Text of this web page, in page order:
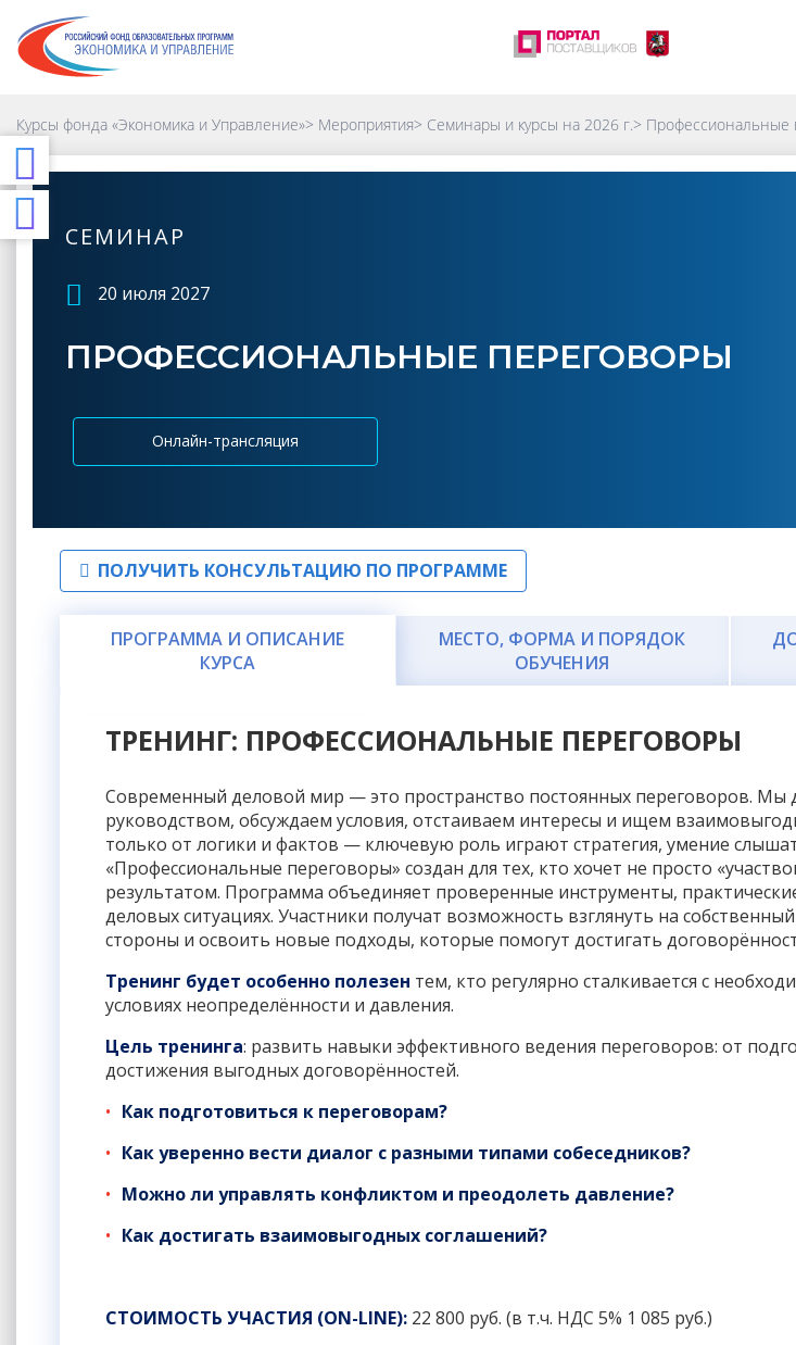
Курсы фонда «Экономика и Управление»> Мероприятия> Семинары и курсы на 2026 г.> Профессиональные
СЕМИНАР
20 июля 2027
ПРОФЕССИОНАЛЬНЫЕ ПЕРЕГОВОРЫ
Онлайн-трансляция
ПОЛУЧИТЬ КОНСУЛЬТАЦИЮ ПО ПРОГРАММЕ
ПРОГРАММА И ОПИСАНИЕ
КУРСА
МЕСТО, ФОРМА И ПОРЯДОК
ОБУЧЕНИЯ
ТРЕНИНГ: ПРОФЕССИОНАЛЬНЫЕ ПЕРЕГОВОРЫ
Современный деловой мир — это пространство постоянных переговоров. Мы
руководством, обсуждаем условия, отстаиваем интересы и ищем
только от логики и фактов — ключевую роль играют стратегия, умение
«Профессиональные переговоры» создан для тех, кто хочет не просто
результатом. Программа объединяет проверенные инструменты,
деловых ситуациях. Участники получат возможность взглянуть на
стороны и освоить новые подходы, которые помогут достигать
Тренинг будет особенно полезен тем, кто регулярно сталкивается с
условиях неопределённости и давления.
Цель тренинга: развить навыки эффективного ведения переговоров: от
достижения выгодных договорённостей.
Как подготовиться к переговорам?
Как уверенно вести диалог с разными типами собеседников?
Можно ли управлять конфликтом и преодолеть давление?
Как достигать взаимовыгодных соглашений?
СТОИМОСТЬ УЧАСТИЯ (ON-LINE): 22 800 руб. (в т.ч. НДС 5% 1 085 руб.)